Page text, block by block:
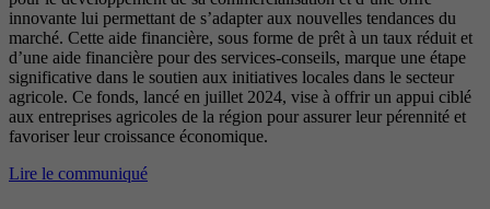
innovante lui permettant de s’adapter aux nouvelles tendances du
marché. Cette aide financière, sous forme de prêt à un taux réduit et
d’une aide financière pour des services-conseils, marque une étape
significative dans le soutien aux initiatives locales dans le secteur
agricole. Ce fonds, lancé en juillet 2024, vise à offrir un appui ciblé
aux entreprises agricoles de la région pour assurer leur pérennité et
favoriser leur croissance économique.
Lire le communiqué